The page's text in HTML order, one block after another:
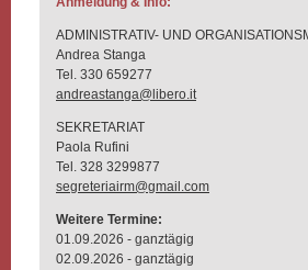
ADMINISTRATIV- UND
Andrea Stanga
Tel. 330 659277
andreastanga@libero.it
SEKRETARIAT
Paola Rufini
Tel. 328 3299877
segreteriairm@gmail.com
Weitere Termine:
01.09.2026 - ganztägig
02.09.2026 - ganztägig